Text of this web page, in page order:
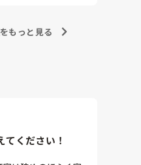
もっと見る
ください！